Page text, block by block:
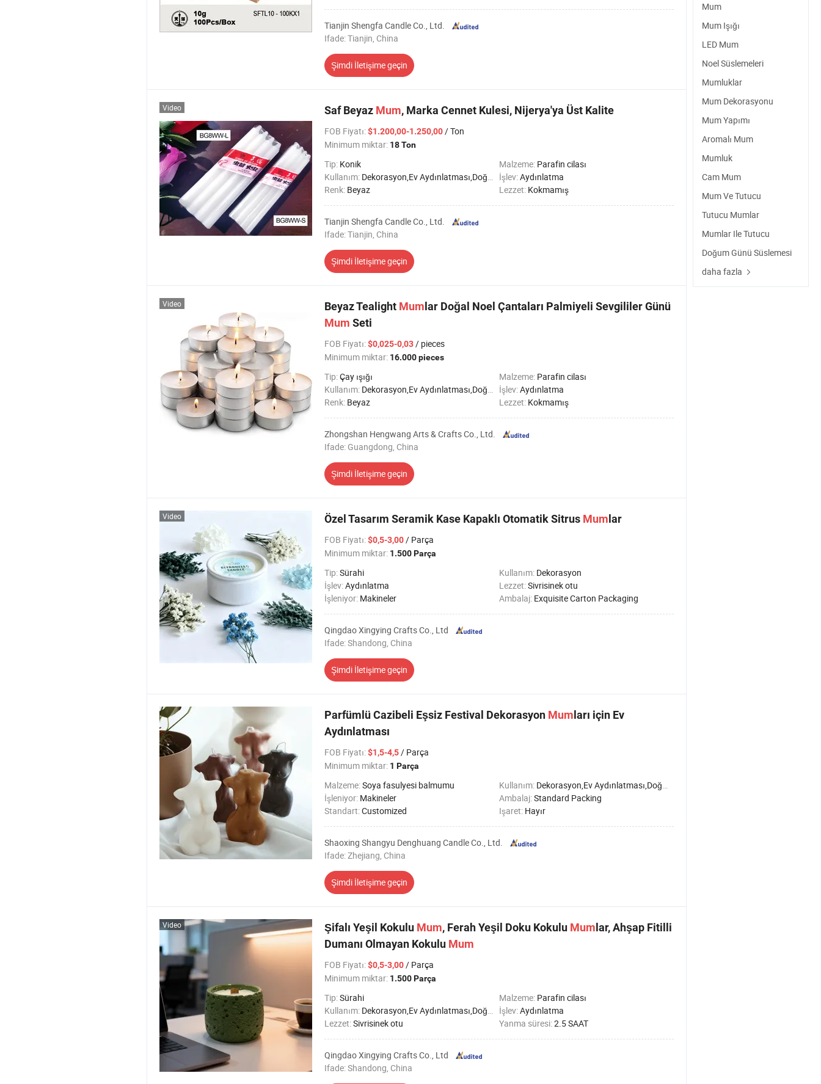
Tianjin Shengfa Candle Co., Ltd.
Ifade: Tianjin, China
Şimdi İletişime geçin
Saf Beyaz Mum, Marka Cennet Kulesi, Nijerya'ya Üst Kalite
FOB Fiyatı:$1.200,00-1.250,00/ Ton
Minimum miktar: 18 Ton
Tip: Konik Malzeme: Parafin cilası
Kullanım: Dekorasyon,Ev Aydınlatması,Doğum günü,Parti,Düğün,Imanda,SPA,Tatil,Cenaze töreni İşlev:Aydınlatma
Renk: Beyaz Lezzet: Kokmamış
Tianjin Shengfa Candle Co., Ltd.
Ifade: Tianjin, China
Şimdi İletişime geçin
Video
Beyaz Tealight Mum lar Doğal Noel Çantaları Palmiyeli Sevgililer Günü
Mum Seti
FOB Fiyatı:$0,025-0,03/ pieces
Minimum miktar: 16.000 pieces
Tip:Çay ışığı Malzeme: Parafin cilası
Kullanım: Dekorasyon,Ev Aydınlatması,Doğum günü,Parti,Düğün,Imanda,SPA,Tatil,Cenaze töreni İşlev:Aydınlatma
Renk: Beyaz Lezzet: Kokmamış
Zhongshan Hengwang Arts & Crafts Co., Ltd.
Ifade: Guangdong, China
Şimdi İletişime geçin
Video
Özel Tasarım Seramik Kase Kapaklı Otomatik Sitrus Mum lar
FOB Fiyatı:$0,5-3,00/ Parça
Minimum miktar: 1.500 Parça
Tip:Sürahi Kullanım: Dekorasyon
İşlev:Aydınlatma Lezzet:Sivrisinek otu
İşleniyor: Makineler Ambalaj: Exquisite Carton Packaging
Qingdao Xingying Crafts Co., Ltd
Ifade: Shandong, China
Şimdi İletişime geçin
Video
Parfümlü Cazibeli Eşsiz Festival Dekorasyon Mum ları için Ev
Aydınlatması
FOB Fiyatı:$1,5-4,5/ Parça
Minimum miktar: 1 Parça
Malzeme:Soya fasulyesi balmumu Kullanım: Dekorasyon,Ev Aydınlatması,Doğum günü,Parti,Tatil,Cenaze töreni
İşleniyor: Makineler Ambalaj:Standard Packing
Standart:Customized Işaret: Hayır
Shaoxing Shangyu Denghuang Candle Co., Ltd.
Ifade: Zhejiang, China
Şimdi İletişime geçin
Şifalı Yeşil Kokulu Mum, Ferah Yeşil Doku Kokulu Mum lar, Ahşap Fitilli
Dumanı Olmayan Kokulu Mum
FOB Fiyatı:$0,5-3,00/ Parça
Minimum miktar: 1.500 Parça
Tip:Sürahi Malzeme: Parafin cilası
Kullanım: Dekorasyon,Ev Aydınlatması,Doğum günü,Parti,Düğün,Imanda,SPA İşlev:Aydınlatma
Lezzet:Sivrisinek otu Yanma süresi:2.5 SAAT
Qingdao Xingying Crafts Co., Ltd
Ifade: Shandong, China
Video
Mum
Mum Işığı
LED Mum
Noel Süslemeleri
Mumluklar
Mum Dekorasyonu
Mum Yapımı
Aromalı Mum
Mumluk
Cam Mum
Mum Ve Tutucu
Tutucu Mumlar
Mumlar Ile Tutucu
Doğum Günü Süslemesi
daha fazla